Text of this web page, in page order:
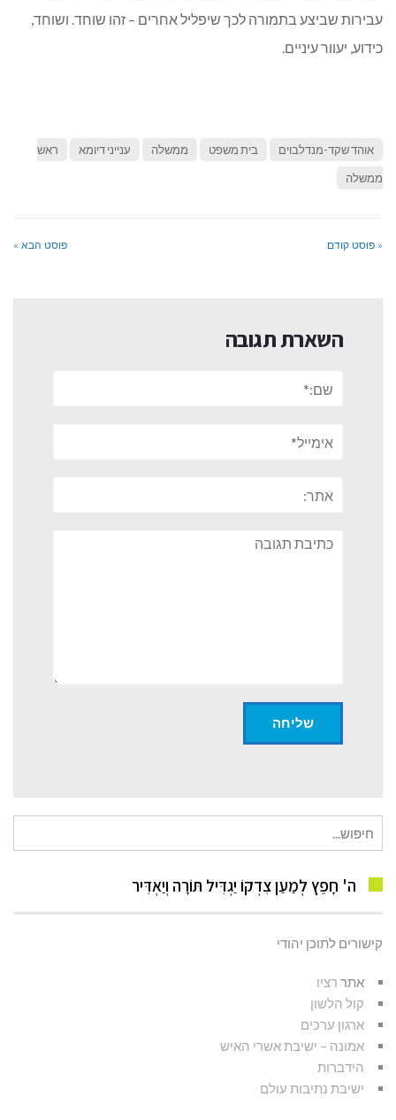
עבירות שביצע בתמורה לכך שיפליל אחרים – זהו שוחד. ושוחד,
כידוע, יעוור עיניים.
אוהד שקד-מנדלבוים בית משפט ממשלה ענייני דיומא
ראש
ממשלה
« פוסט קודם פוסט הבא »
השארת תגובה
תגובה
עבור:
ה' חָפֵץ לְמַעַן צִדְקוֹ יַגְדִּיל תּוֹרָה וְיַאְדִּיר
קישורים לתוכן יהודי
אתר רציו
קול הלשון
ארגון ערכים
אמונה – ישיבת אשרי האיש
הידברות
ישיבת נתיבות עולם